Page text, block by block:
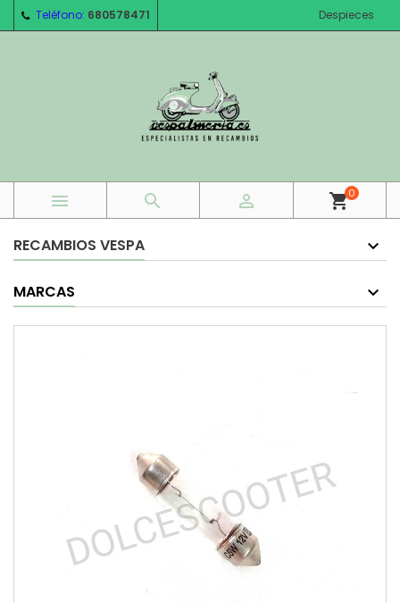
Teléfono: 680578471 Despieces
   shopping_cart0
RECAMBIOS VESPA
MARCAS